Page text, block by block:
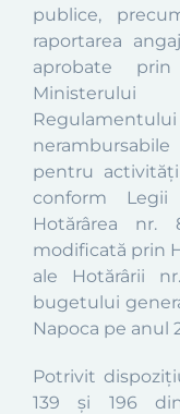
publice,
raportarea
aprobate
pentru
conform
Hotărârea nr.
modificată prin
ale
Hotărârii
bugetului
Napoca pe anul
Potrivit
139 și 196